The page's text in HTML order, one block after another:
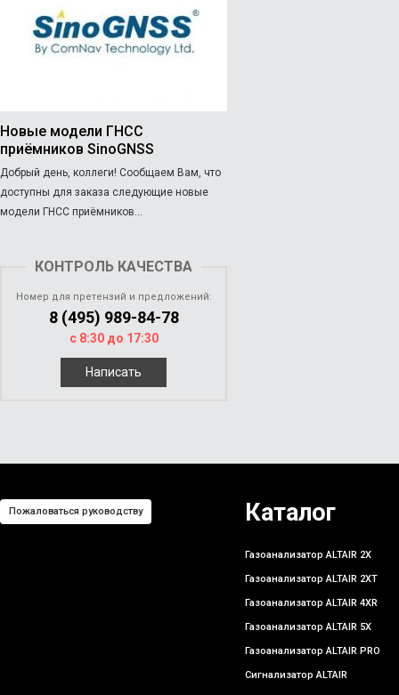
Новые модели ГНСС
приёмников SinoGNSS
Добрый день, коллеги! Сообщаем Вам, что
доступны для заказа следующие новые
модели ГНСС приёмников...
КОНТРОЛЬ КАЧЕСТВА
Номер для претензий и предложений:
8 (495) 989-84-78
с 8:30 до 17:30
Написать
Пожаловаться руководству Каталог
Газоанализатор ALTAIR 2X
Газоанализатор ALTAIR 2XT
Газоанализатор ALTAIR 4XR
Газоанализатор ALTAIR 5X
Газоанализатор ALTAIR PRO
Сигнализатор ALTAIR